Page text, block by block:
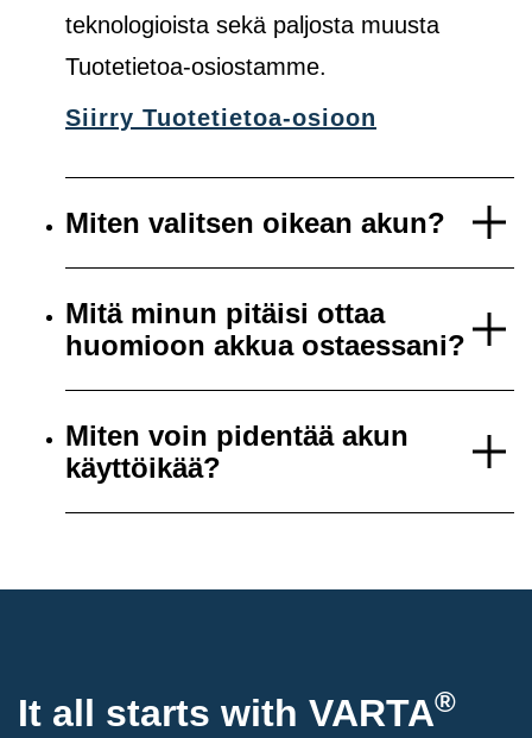
teknologioista sekä paljosta muusta
Tuotetietoa-osiostamme.
Siirry Tuotetietoa-osioon
Miten valitsen oikean akun?
Mitä minun pitäisi ottaa
huomioon akkua ostaessani?
Miten voin pidentää akun
käyttöikää?
It all starts with VARTA®